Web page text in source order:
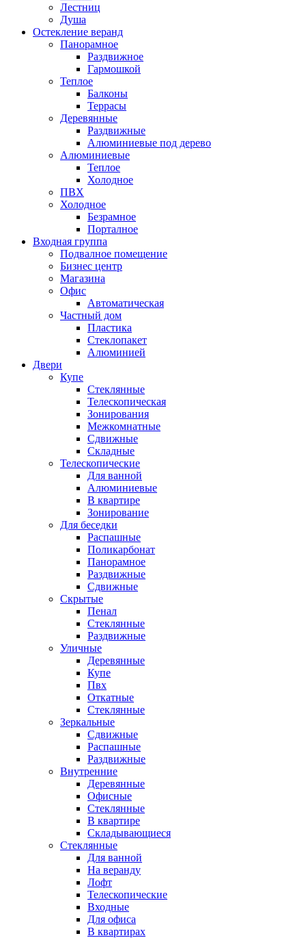
Лестниц
Душа
Остекление веранд
Панорамное
Раздвижное
Гармошкой
Теплое
Балконы
Террасы
Деревянные
Раздвижные
Алюминиевые под дерево
Алюминиевые
Теплое
Холодное
ПВХ
Холодное
Безрамное
Порталное
Входная группа
Подвалное помещение
Бизнес центр
Магазина
Офис
Автоматическая
Частный дом
Пластика
Стеклопакет
Алюминией
Двери
Купе
Стеклянные
Телескопическая
Зонирования
Межкомнатные
Сдвижные
Складные
Телескопические
Для ванной
Алюминиевые
В квартире
Зонирование
Для беседки
Распашные
Поликарбонат
Панорамное
Раздвижные
Сдвижные
Скрытые
Пенал
Стеклянные
Раздвижные
Уличные
Деревянные
Купе
Пвх
Откатные
Стеклянные
Зеркальные
Сдвижные
Распашные
Раздвижные
Внутренние
Деревянные
Офисные
Стеклянные
В квартире
Складывающиеся
Стеклянные
Для ванной
На веранду
Лофт
Телескопические
Входные
Для офиса
В квартирах